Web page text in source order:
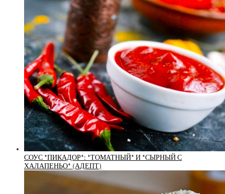
СОУС *ПИКАДОР*: *ТОМАТНЫЙ* И *СЫРНЫЙ С
ХАЛАПЕНЬО* (АДЕПТ)